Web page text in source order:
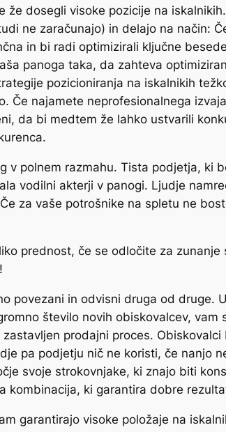
že dosegli visoke pozicije na
ne zaračunajo) in delajo na način:
in bi radi optimizirali ključne
panoga taka, da zahteva
pozicioniranja na iskalnikih
Če najamete neprofesionalnega
da bi medtem že lahko ustvarili
v polnem razmahu. Tista podjetja, ki
vodilni akterji v panogi. Ljudje
za vaše potrošnike na spletu ne
prednost, če se odločite za
povezani in odvisni druga od druge.
število novih obiskovalcev,
prodajni proces.
pa podjetju nič ne koristi, če nanjo
svoje strokovnjake, ki znajo biti
kombinacija, ki garantira dobre
garantirajo visoke položaje na